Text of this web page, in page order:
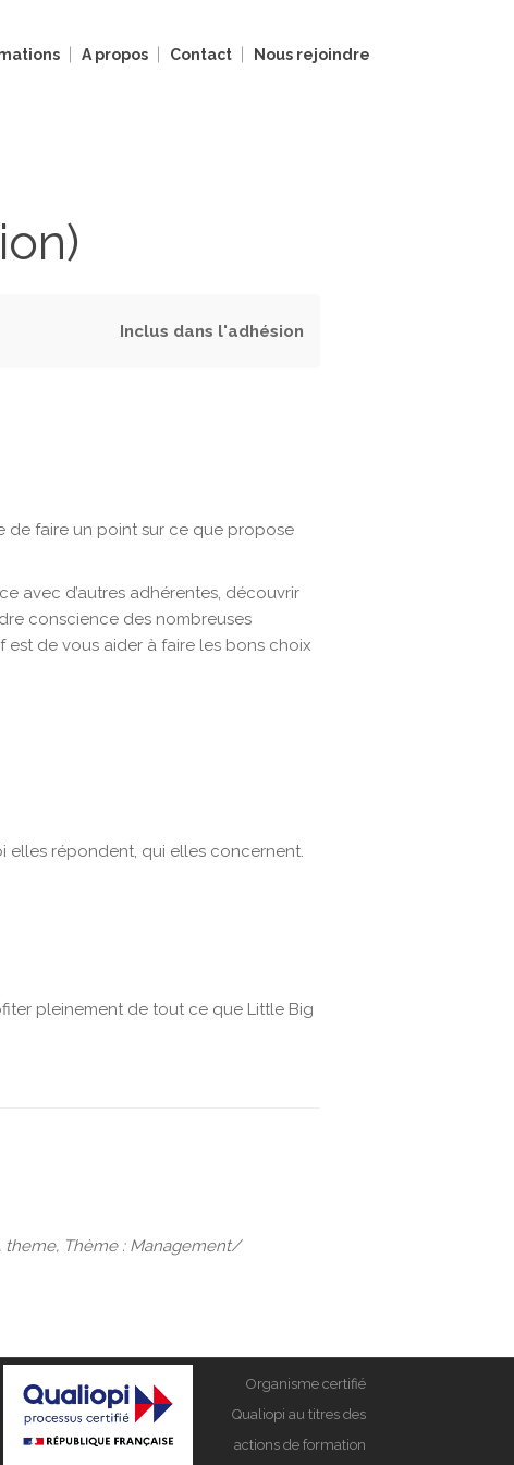
A propos Contact Nous rejoindre
Inclus dans l'adhésion
de faire un point sur ce que propose
avec d’autres adhérentes, découvrir
conscience des nombreuses
est de vous aider à faire les bons choix
elles répondent, qui elles concernent.
pleinement de tout ce que Little Big
theme, Thème : Management/
Organisme certifié
Qualiopi au titres des
actions de formation